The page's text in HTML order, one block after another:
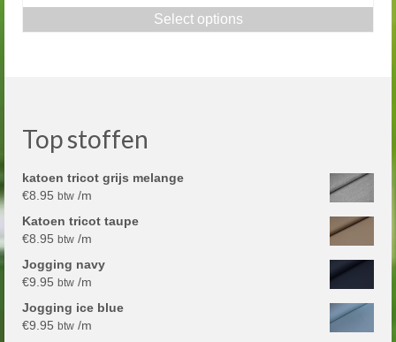
Select options
Top stoffen
katoen tricot grijs melange
€8.95 btw /m
Katoen tricot taupe
€8.95 btw /m
Jogging navy
€9.95 btw /m
Jogging ice blue
€9.95 btw /m